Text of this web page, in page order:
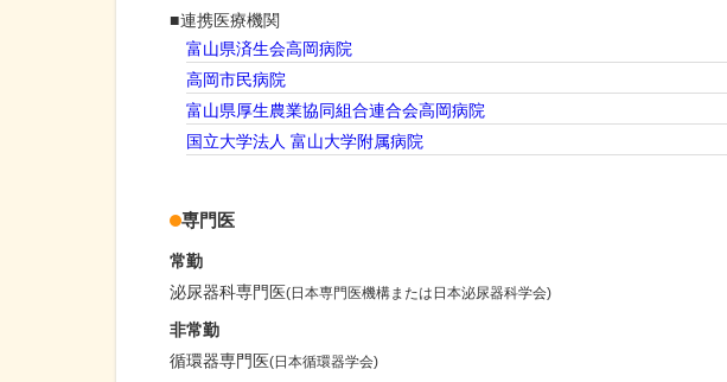
連携医療機関
富山県済生会高岡病院
高岡市民病院
富山県厚生農業協同組合連合会高岡病院
国立大学法人 富山大学附属病院
専門医
常勤
泌尿器科専門医(日本専門医機構または日本泌尿器科学会)
非常勤
循環器専門医(日本循環器学会)